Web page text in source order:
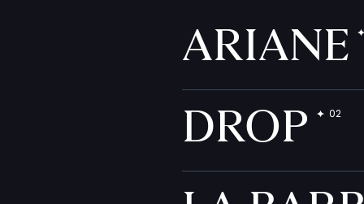
ARIANE
DROP